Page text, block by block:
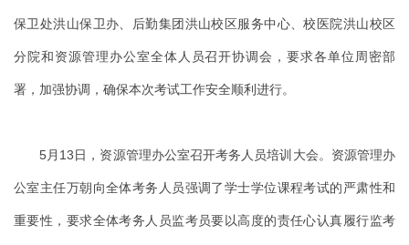
保卫处洪山保卫办、后勤集团洪山校区服务中心、校医院洪山校区
分院和资源管理办公室全体人员召开协调会，要求各单位周密部
署，加强协调，确保本次考试工作安全顺利进行。
5月13日，资源管理办公室召开考务人员培训大会。资源管理办
公室主任万朝向全体考务人员强调了学士学位课程考试的严肃性和
重要性，要求全体考务人员监考员要以高度的责任心认真履行监考